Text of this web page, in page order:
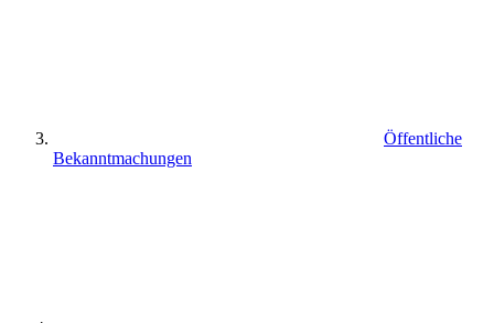
Öffentliche
Bekanntmachungen